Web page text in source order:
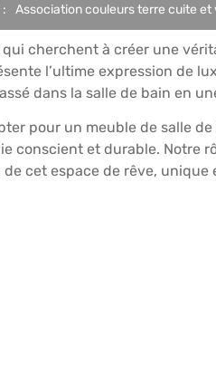
Association couleurs terre cuite et
cherchent à créer une
l’ultime expression de
dans la salle de bain en
pour un meuble de salle
conscient et durable. Notre
de cet espace de rêve, unique